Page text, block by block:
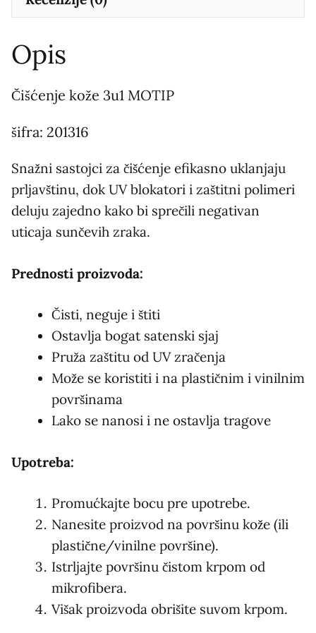
Opis
Čišćenje kože 3u1 MOTIP
šifra: 201316
Snažni sastojci za čišćenje efikasno uklanjaju
prljavštinu, dok UV blokatori i zaštitni polimeri
deluju zajedno kako bi sprečili negativan
uticaja sunčevih zraka.
Prednosti proizvoda:
Čisti, neguje i štiti
Ostavlja bogat satenski sjaj
Pruža zaštitu od UV zračenja
Može se koristiti i na plastičnim i vinilnim
površinama
Lako se nanosi i ne ostavlja tragove
Upotreba:
Promućkajte bocu pre upotrebe.
Nanesite proizvod na površinu kože (ili
plastične/vinilne površine).
Istrljajte površinu čistom krpom od
mikrofibera.
Višak proizvoda obrišite suvom krpom.